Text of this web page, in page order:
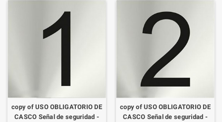
copy of USO OBLIGATORIO DE
CASCO Señal de seguridad -
copy of USO OBLIGATORIO DE
CASCO Señal de seguridad -